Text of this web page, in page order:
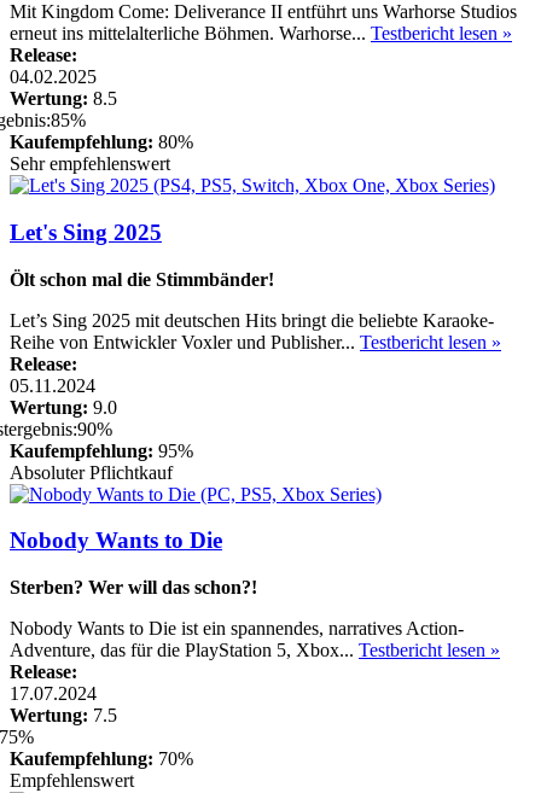
Mit Kingdom Come: Deliverance II entführt uns Warhorse Studios
erneut ins mittelalterliche Böhmen. Warhorse... Testbericht lesen »
Release:
04.02.2025
Wertung: 8.5
Kaufempfehlung: 80%
Sehr empfehlenswert
Let's Sing 2025
Ölt schon mal die Stimmbänder!
Let’s Sing 2025 mit deutschen Hits bringt die beliebte Karaoke-
Reihe von Entwickler Voxler und Publisher... Testbericht lesen »
Release:
05.11.2024
Wertung: 9.0
Kaufempfehlung: 95%
Absoluter Pflichtkauf
Nobody Wants to Die
Sterben? Wer will das schon?!
Nobody Wants to Die ist ein spannendes, narratives Action-
Adventure, das für die PlayStation 5, Xbox... Testbericht lesen »
Release:
17.07.2024
Wertung: 7.5
Kaufempfehlung: 70%
Empfehlenswert